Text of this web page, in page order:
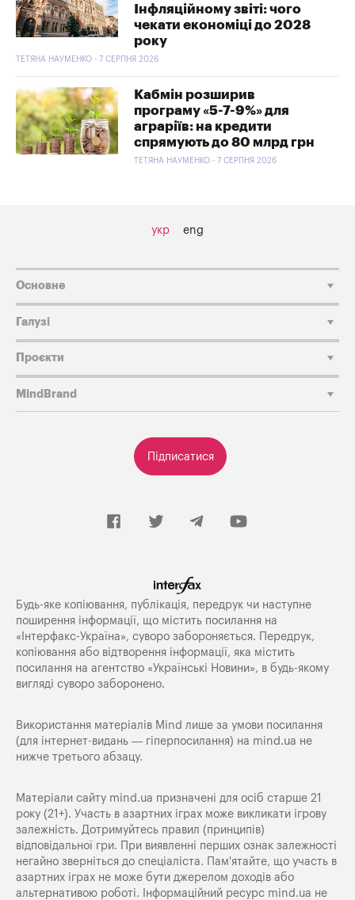
Інфляційному звіті: чого
чекати економіці до 2028
року
ТЕТЯНА НАУМЕНКО - 7 СЕРПНЯ 2026
Кабмін розширив
програму «5-7-9%» для
аграріїв: на кредити
спрямують до 80 млрд грн
ТЕТЯНА НАУМЕНКО - 7 СЕРПНЯ 2026
укр eng
Підписатися
Основне
Галузі
Проєкти
MindBrand
Будь-яке копiювання, публiкацiя, передрук чи наступне
поширення iнформацiї, що мiстить посилання на
«Iнтерфакс-Україна», суворо забороняється. Передрук,
копіювання або відтворення інформації, яка містить
посилання на агентство «Українські Новини», в будь-якому
вигляді суворо заборонено.
Використання матеріалів Mind лише за умови посилання
(для інтернет-видань — гіперпосилання) на mind.ua не
нижче третього абзацу.
Матеріали сайту mind.ua призначені для осіб старше 21
року (21+). Участь в азартних іграх може викликати ігрову
залежність. Дотримуйтесь правил (принципів)
відповідальної гри. При виявленні перших ознак залежності
негайно зверніться до спеціаліста. Пам'ятайте, що участь в
азартних іграх не може бути джерелом доходів або
альтернативою роботі. Інформаційний ресурс mind.ua не